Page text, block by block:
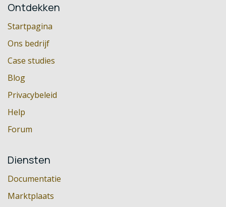
Ontdekken
Startpagina
Ons bedrijf
Case studies
Blog
Privacybeleid
Help
Forum
Diensten
Documentatie
Marktplaats